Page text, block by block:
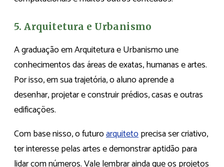
5. Arquitetura e Urbanismo
A graduação em Arquitetura e Urbanismo une
conhecimentos das áreas de exatas, humanas e artes.
Por isso, em sua trajetória, o aluno aprende a
desenhar, projetar e construir prédios, casas e outras
edificações.
Com base nisso, o futuroarquitetoprecisa ser criativo,
ter interesse pelas artes e demonstrar aptidão para